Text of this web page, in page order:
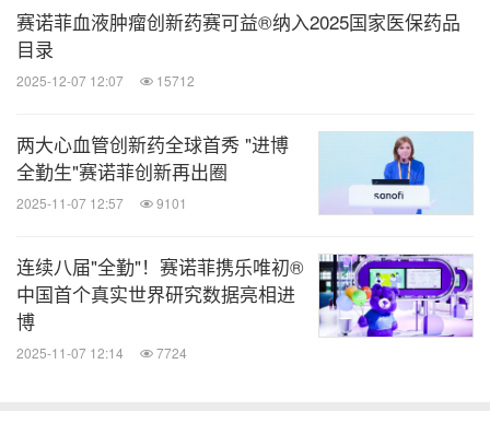
地控制疾病，提高生活质量。对于特应性皮炎患者而
言，最好以1年起步设定治疗目标，避免陷入复发的
困境，同时仍然要密切注意随访和日常防护。"
小满刚过，随着气温的不断升高，顾超颖教授也提
到，夏季也是特应性皮炎的高发季节，光、热、汗液
都是导致疾病加重的原因。近一年半里我们登记的
4000例特应性皮炎患者中，1/3的患者会在夏季加
重。因此，夏季不仅要注意防晒、防光、防热，也要
及时清理汗液，尽量穿着宽松棉质的衣服，减少特应
性皮炎在夏季复发。此外，在饮食方面，顾超颖教授
赛诺菲血液肿瘤创新药赛可益®纳入2025国家医保药品
目录
2025-12-07 12:07 15712
两大心血管创新药全球首秀 "进博
全勤生"赛诺菲创新再出圈
2025-11-07 12:57 9101
连续八届"全勤"！赛诺菲携乐唯初®
中国首个真实世界研究数据亮相进
博
2025-11-07 12:14 7724